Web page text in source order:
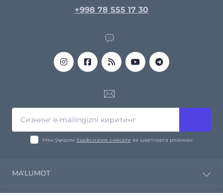
+998 78 555 17 30
Мен ўқидим Хавфсизлик сиёсати ва шартларга розиман
MA'LUMOT
Компания ҳақида